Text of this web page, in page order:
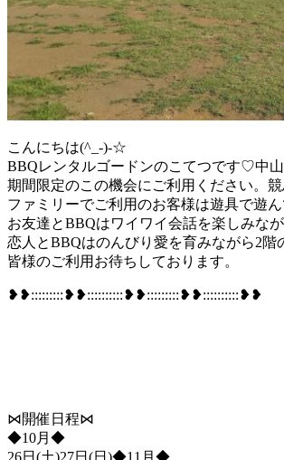
こんにちは(^_-)-☆
BBQレンタルゴードンのこてつです♡中
期間限定のこの機会にご利用ください。
ファミリーでご利用のお客様は遊具で遊
お友達とBBQはワイワイ会話を楽しみな
恋人とBBQはのんびり愛を育みながら2
皆様のご利用お待ちしております。
❥❥:::::::::❥❥::::::::::❥❥:::::::::❥❥::::::::::❥❥
⋈開催日 程⋈
◆10月◆
26日(土)27日(日)◆11月◆